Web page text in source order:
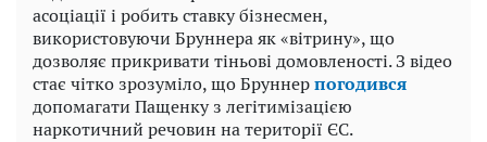
асоціації і робить ставку бізнесмен,
використовуючи Бруннера як «вітрину», що
дозволяє прикривати тіньові домовленості. З відео
стає чітко зрозуміло, що Бруннерпогодився
допомагати Пащенку з легітимізацією
наркотичний речовин на території ЄС.